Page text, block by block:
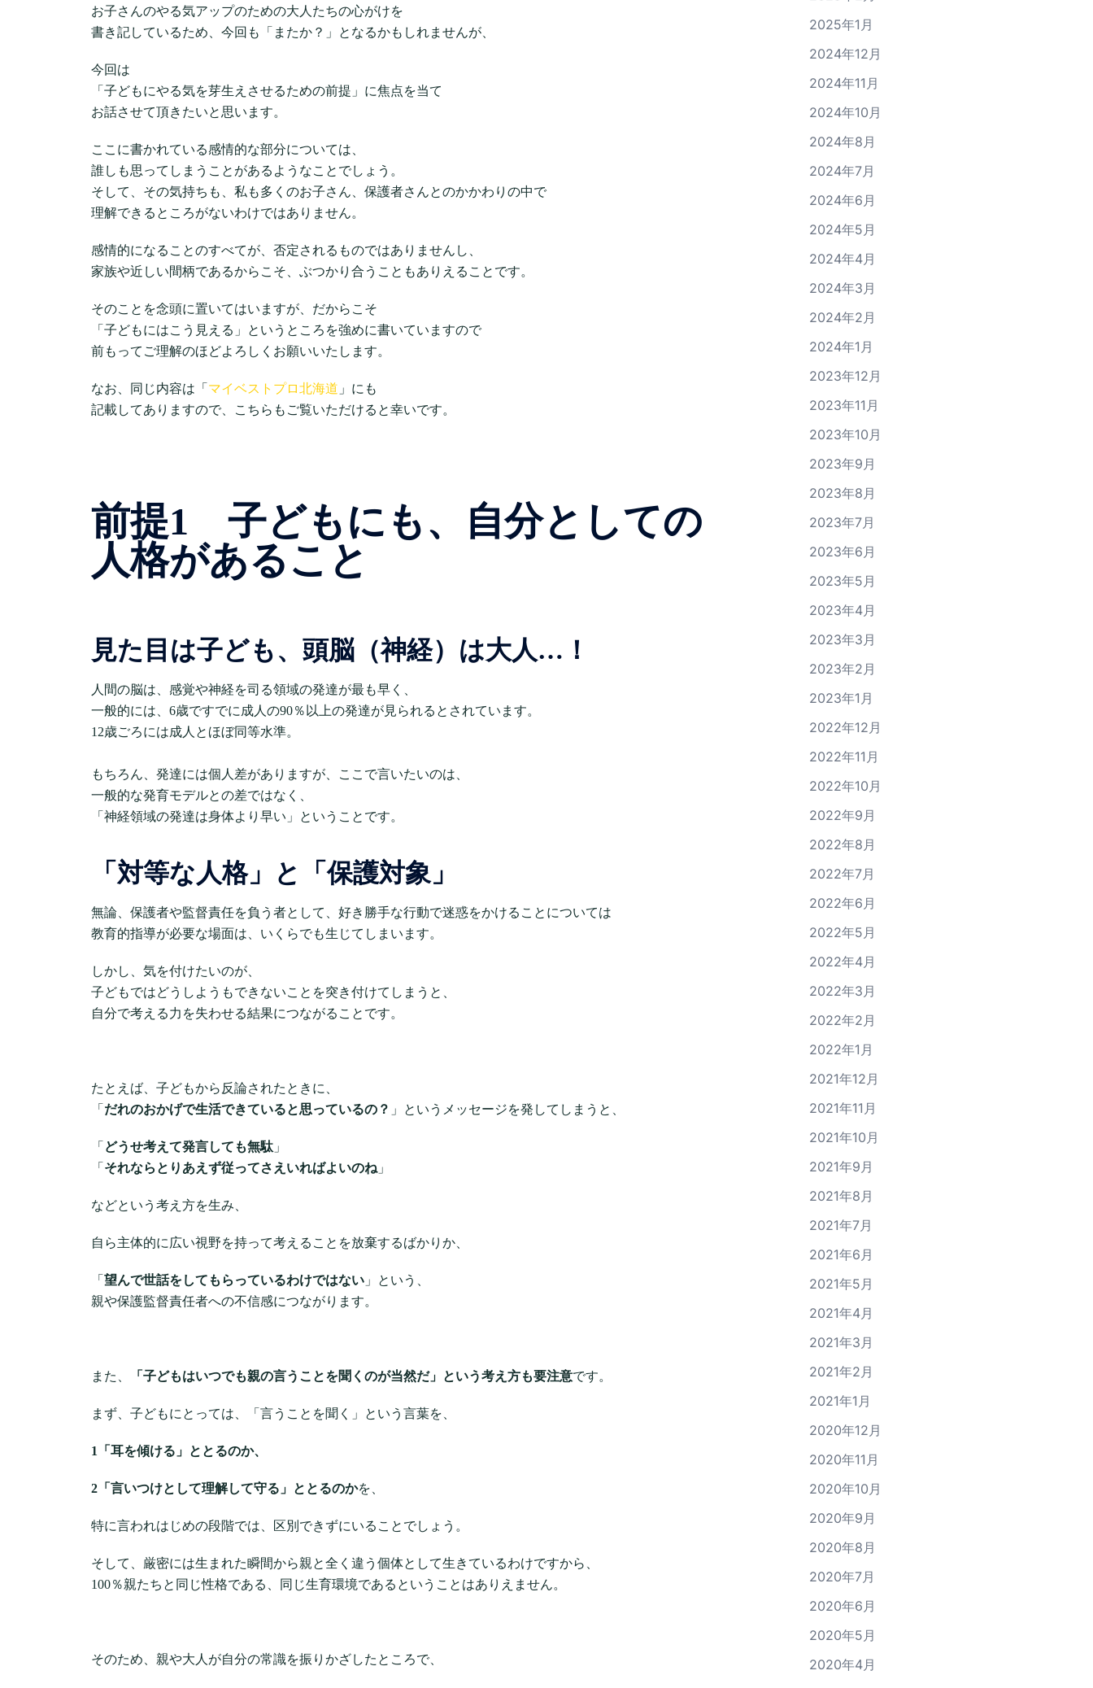
お子さんのやる気アップのための大人たちの心がけを
書き記しているため、今回も「またか？」となるかもしれませんが、
今回は
「子どもにやる気を芽生えさせるための前提」に焦点を当て
お話させて頂きたいと思います。
ここに書かれている感情的な部分については、
誰しも思ってしまうことがあるようなことでしょう。
そして、その気持ちも、私も多くのお子さん、保護者さんとのかかわりの中で
理解できるところがないわけではありません。
感情的になることのすべてが、否定されるものではありませんし、
家族や近しい間柄であるからこそ、ぶつかり合うこともありえることです。
そのことを念頭に置いてはいますが、だからこそ
「子どもにはこう見える」というところを強めに書いていますので
前もってご理解のほどよろしくお願いいたします。
なお、同じ内容は「 マイベストプロ北海道 」にも
記載してありますので、こちらもご覧いただけると幸いです。
前提1 子どもにも、自分としての
人格があること
見た目は子ども、頭脳（神経）は大人…！
人間の脳は、感覚や神経を司る領域の発達が最も早く、
一般的には、6歳ですでに成人の90％以上の発達が見られるとされています。
12歳ごろには成人とほぼ同等水準。
もちろん、発達には個人差がありますが、ここで言いたいのは、
一般的な発育モデルとの差ではなく、
「神経領域の発達は身体より早い」ということです。
「対等な人格」と「保護対象」
無論、保護者や監督責任を負う者として、好き勝手な行動で迷惑をかけることについては
教育的指導が必要な場面は、いくらでも生じてしまいます。
しかし、気を付けたいのが、
子どもではどうしようもできないことを突き付けてしまうと、
自分で考える力を失わせる結果につながることです。
たとえば、子どもから反論されたときに、
「 だれのおかげで生活できていると思っているの？ 」というメッセージを発してしまうと、
「 どうせ考えて発言しても無駄 」
「 それならとりあえず従ってさえいればよいのね 」
などという考え方を生み、
自ら主体的に広い視野を持って考えることを放棄するばかりか、
「 望んで世話をしてもらっているわけではない 」という、
親や保護監督責任者への不信感につながります。
また、 「子どもはいつでも親の言うことを聞くのが当然だ」という考え方も要注意です。
まず、子どもにとっては、「言うことを聞く」という言葉を、
1「耳を傾ける」ととるのか、
2「言いつけとして理解して守る」ととるのかを、
特に言われはじめの段階では、区別できずにいることでしょう。
そして、厳密には生まれた瞬間から親と全く違う個体として生きているわけですから、
100％親たちと同じ性格である、同じ生育環境であるということはありえません。
そのため、親や大人が自分の常識を振りかざしたところで、
2025年1月
2024年12月
2024年11月
2024年10月
2024年8月
2024年7月
2024年6月
2024年5月
2024年4月
2024年3月
2024年2月
2024年1月
2023年12月
2023年11月
2023年10月
2023年9月
2023年8月
2023年7月
2023年6月
2023年5月
2023年4月
2023年3月
2023年2月
2023年1月
2022年12月
2022年11月
2022年10月
2022年9月
2022年8月
2022年7月
2022年6月
2022年5月
2022年4月
2022年3月
2022年2月
2022年1月
2021年12月
2021年11月
2021年10月
2021年9月
2021年8月
2021年7月
2021年6月
2021年5月
2021年4月
2021年3月
2021年2月
2021年1月
2020年12月
2020年11月
2020年10月
2020年9月
2020年8月
2020年7月
2020年6月
2020年5月
2020年4月